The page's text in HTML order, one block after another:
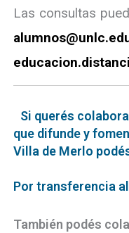
Las consultas
Si querés
que difunde y
Villa de Merlo
Por transferencia al
También podés